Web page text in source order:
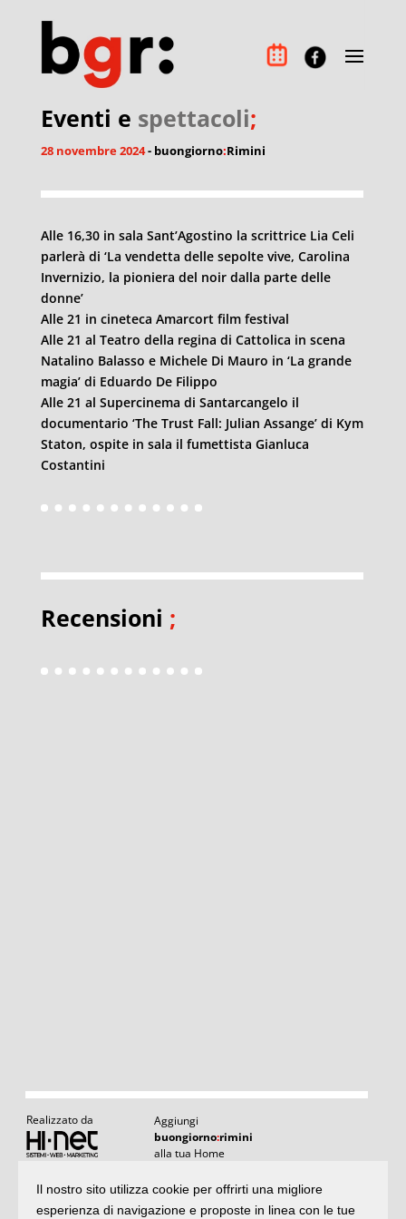
Eventi e spettacoli;
28 novembre 2024- buongiorno:Rimini
Alle 16,30 in sala Sant’Agostino la scrittrice Lia Celi
parlerà di ‘La vendetta delle sepolte vive, Carolina
Invernizio, la pioniera del noir dalla parte delle
donne’
Alle 21 in cineteca Amarcort film festival
Alle 21 al Teatro della regina di Cattolica in scena
Natalino Balasso e Michele Di Mauro in ‘La grande
magia’ di Eduardo De Filippo
Alle 21 al Supercinema di Santarcangelo il
documentario ‘The Trust Fall: Julian Assange’ di Kym
Staton, ospite in sala il fumettista Gianluca
Costantini
Recensioni ;
Realizzato da
Aggiungi
buongiorno:rimini
alla tua Home
Articoli: il meglio di buongiornoRimini
Il nostro sito utilizza cookie per offrirti una migliore
esperienza di navigazione e proposte in linea con le tue